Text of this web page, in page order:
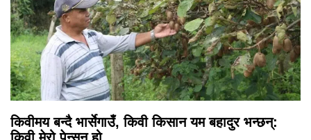
किवीमय बन्दै भार्सेगाउँ, किवी किसान यम बहादुर भन्छन्: